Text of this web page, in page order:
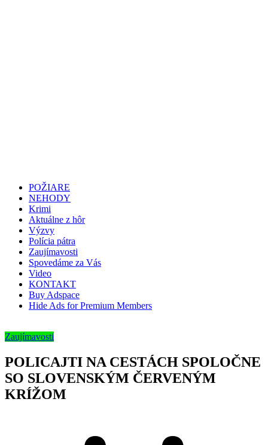
POŽIARE
NEHODY
Krimi
Aktuálne z hôr
Výzvy
Polícia pátra
Zaujímavosti
Spovedáme za Vás
Video
KONTAKT
Buy Adspace
Hide Ads for Premium Members
Zaujímavosti
POLICAJTI NA CESTÁCH SPOLOČNE
SO SLOVENSKÝM ČERVENÝM
KRÍŽOM